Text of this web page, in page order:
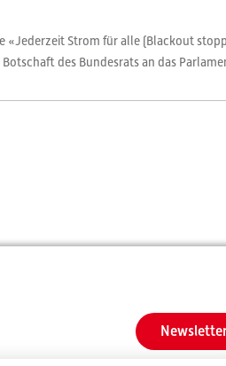
«Jederzeit Strom für alle (Blackout
des Bundesrats an das